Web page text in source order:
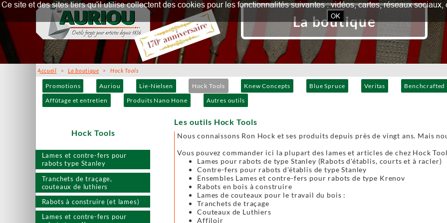
Promotions Auriou Lie-Nielsen Hock Tools Knew Concepts Blue Spruce Veritas Benchcrafted
Affûtage et entretien
Produits Nano Hone Autres outils
Lames et contre-fers pour
rabots type Stanley
Tranchets de traçage,
couteaux de luthiers
Rabots à construire (et lames)
Lames et contre-fers pour
La boutique
Accueil >La boutique > Hock Tools
Les outils Hock Tools
Nous connaissons Ron Hock et ses produits depuis près de vingt ans. Mais
Vous pouvez commander ici la plupart des lames et articles de chez Hock
Lames pour rabots de type Stanley (Rabots d'établis, courts et à racler)
Contre-fers pour rabots d'établis de type Stanley
Ensembles Lames et contre-fers pour rabots de type Krenov
Rabots en bois à construire
Lames de couteaux pour le travail du bois :
Tranchets de traçage
Couteaux de Luthiers
Affiloir
Hock Tools
Ce site et des sites tiers qu'il utilise collectent des cookies pour les fonctionnalités suivantes : vidéos, cartes, réseaux
OK